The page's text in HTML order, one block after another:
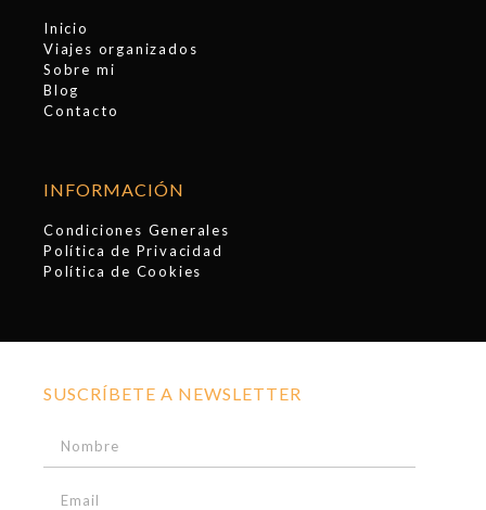
Inicio
Viajes organizados
Sobre mi
Blog
Contacto
INFORMACIÓN
Condiciones Generales
Política de Privacidad
Política de Cookies
SUSCRÍBETE A NEWSLETTER